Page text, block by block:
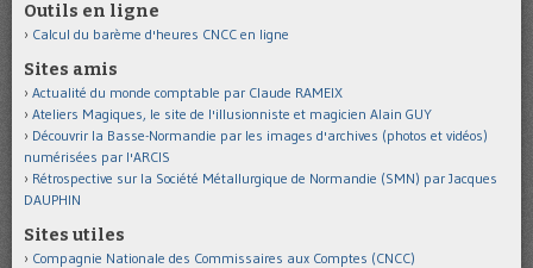
Outils en ligne
Calcul du barème d'heures CNCC en ligne
Sites amis
Actualité du monde comptable par Claude RAMEIX
Ateliers Magiques, le site de l'illusionniste et magicien Alain GUY
Découvrir la Basse-Normandie par les images d'archives (photos et vidéos)
numérisées par l'ARCIS
Rétrospective sur la Société Métallurgique de Normandie (SMN) par Jacques
DAUPHIN
Sites utiles
Compagnie Nationale des Commissaires aux Comptes (CNCC)